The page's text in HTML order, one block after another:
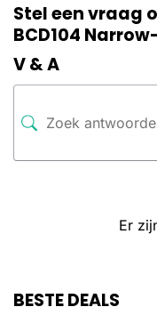
Stel een vraag
BCD104
V & A
Er
BESTE DEALS